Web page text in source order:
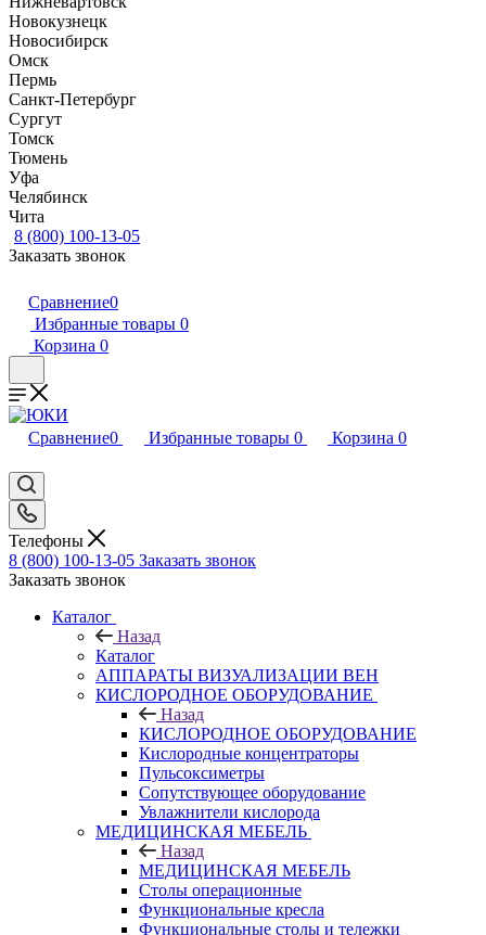
Новокузнецк
Новосибирск
Омск
Пермь
Санкт-Петербург
Сургут
Томск
Тюмень
Уфа
Челябинск
Чита
8 (800) 100-13-05
Заказать звонок
Сравнение0
Избранные товары 0
Корзина 0
Сравнение0 Избранные товары 0 Корзина 0
Телефоны
8 (800) 100-13-05 Заказать звонок
Заказать звонок
Каталог
Назад
Каталог
АППАРАТЫ ВИЗУАЛИЗАЦИИ ВЕН
КИСЛОРОДНОЕ ОБОРУДОВАНИЕ
Назад
КИСЛОРОДНОЕ ОБОРУДОВАНИЕ
Кислородные концентраторы
Пульсоксиметры
Сопутствующее оборудование
Увлажнители кислорода
МЕДИЦИНСКАЯ МЕБЕЛЬ
Назад
МЕДИЦИНСКАЯ МЕБЕЛЬ
Столы операционные
Функциональные кресла
Функциональные столы и тележки